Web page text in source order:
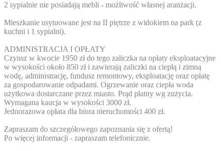
2 sypialnie nie posiadają mebli - możliwość własnej aranżacji.
Mieszkanie usytuowane jest na II piętrze z widokiem na park (z
kuchni i 1 sypialni).
ADMINISTRACJA I OPŁATY
Czynsz w kwocie 1950 zł do tego zaliczka na opłaty eksploatacyjne
w wysokości około 850 zł i zawierają zaliczki na ciepłą i zimną
wodę, administrację, fundusz remontowy, eksploatację oraz opłatę
za gospodarowanie odpadami. Ogrzewanie oraz ciepła woda
użytkowa dostarczane przez miasto. Prąd płatny wg zużycia.
Wymagana kaucja w wysokości 3000 zł.
Jednorazowa opłata dla biura nieruchomości 400 zł.
Zapraszam do szczegółowego zapoznania się z ofertą!
Po więcej informacji - zapraszam telefonicznie.